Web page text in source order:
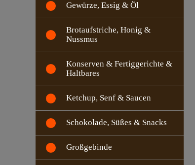
Gewürze, Essig & Öl
Brotaufstriche, Honig &
Nussmus
Konserven & Fertiggerichte &
Haltbares
Ketchup, Senf & Saucen
Schokolade, Süßes & Snacks
Großgebinde